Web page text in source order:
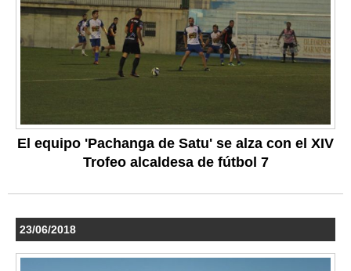
El equipo 'Pachanga de Satu' se alza con el XIV
Trofeo alcaldesa de fútbol 7
23/06/2018